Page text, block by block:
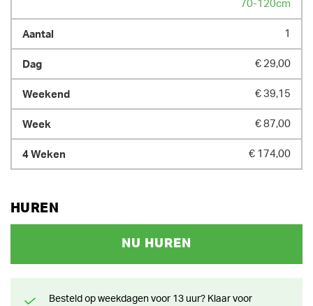
70-120cm
1
€ 29,00
€ 39,15
€ 87,00
€ 174,00
HUREN
NU HUREN
Besteld op weekdagen voor 13 uur? Klaar voor